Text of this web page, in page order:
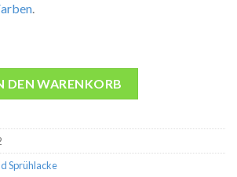
.
DEN WARENKORB
Sprühlacke